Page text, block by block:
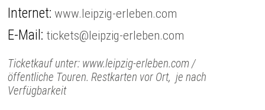
Internet:www.leipzig-erleben.com
E-Mail: tickets@leipzig-erleben.com
Ticketkauf unter: www.leipzig-erleben.com /
öffentliche Touren. Restkarten vor Ort, je nach
Verfügbarkeit